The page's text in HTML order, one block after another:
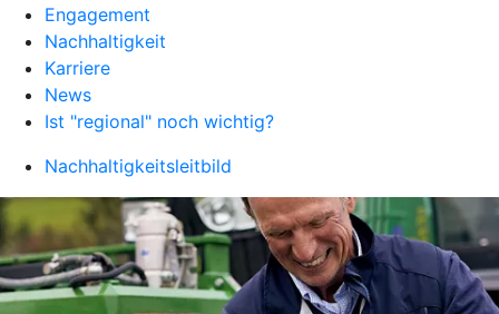
Engagement
Nachhaltigkeit
Karriere
News
Ist "regional" noch wichtig?
Nachhaltigkeitsleitbild